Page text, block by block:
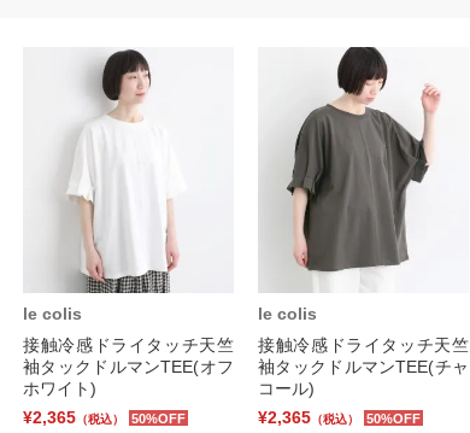
le colis
接触冷感ドライタッチ天竺
袖タックドルマンTEE(オフ
ホワイト)
¥2,365 （税込） 50%OFF
le colis
接触冷感ドライタッチ天竺
袖タックドルマンTEE(チャ
コール)
¥2,365 （税込） 50%OFF